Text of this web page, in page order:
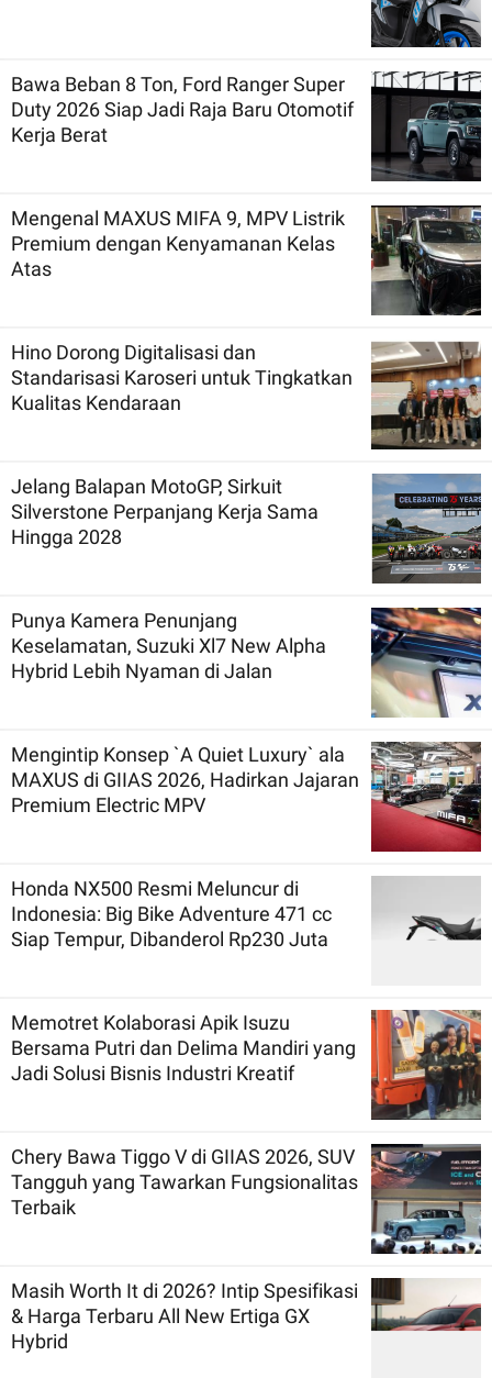
Bawa Beban 8 Ton, Ford Ranger Super
Duty 2026 Siap Jadi Raja Baru Otomotif
Kerja Berat
Mengenal MAXUS MIFA 9, MPV Listrik
Premium dengan Kenyamanan Kelas
Atas
Hino Dorong Digitalisasi dan
Standarisasi Karoseri untuk Tingkatkan
Kualitas Kendaraan
Jelang Balapan MotoGP, Sirkuit
Silverstone Perpanjang Kerja Sama
Hingga 2028
Punya Kamera Penunjang
Keselamatan, Suzuki Xl7 New Alpha
Hybrid Lebih Nyaman di Jalan
Mengintip Konsep `A Quiet Luxury` ala
MAXUS di GIIAS 2026, Hadirkan Jajaran
Premium Electric MPV
Honda NX500 Resmi Meluncur di
Indonesia: Big Bike Adventure 471 cc
Siap Tempur, Dibanderol Rp230 Juta
Memotret Kolaborasi Apik Isuzu
Bersama Putri dan Delima Mandiri yang
Jadi Solusi Bisnis Industri Kreatif
Chery Bawa Tiggo V di GIIAS 2026, SUV
Tangguh yang Tawarkan Fungsionalitas
Terbaik
Masih Worth It di 2026? Intip Spesifikasi
& Harga Terbaru All New Ertiga GX
Hybrid